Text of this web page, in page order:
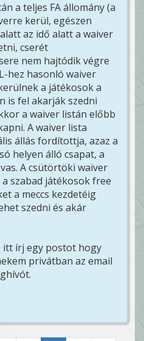
a teljes FA állomány (a
kerül, egészen
az idő alatt a waiver
cserét
nem hajtódik végre
hez hasonló waiver
a játékosok a
is fel akarják szedni
a waiver listán előbb
A waiver lista
állás fordítottja, azaz a
helyen álló csapat, a
A csütörtöki waiver
szabad játékosok free
a meccs kezdetéig
szedni és akár
itt írj egy postot hogy
privátban az email